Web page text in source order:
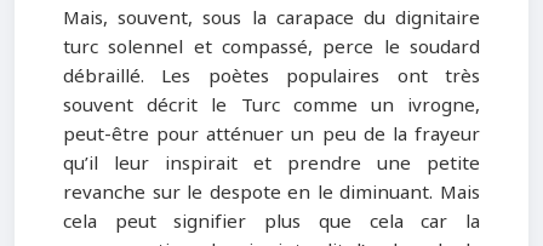
Mais, souvent, sous la carapace du dignitaire
turc solennel et compassé, perce le soudard
débraillé. Les poètes populaires ont très
souvent décrit le Turc comme un ivrogne,
peut-être pour atténuer un peu de la frayeur
qu’il leur inspirait et prendre une petite
revanche sur le despote en le diminuant. Mais
cela peut signifier plus que cela car la